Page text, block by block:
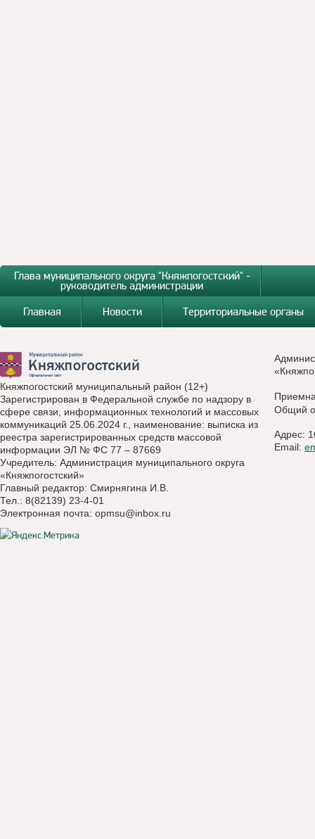
Глава муниципального округа "Княжпогостский" -
руководитель администрации
Главная
Новости Территориальные органы
Княжпогостский муниципальный район (12+)
Зарегистрирован в Федеральной службе по надзору в
сфере связи, информационных технологий и массовых
коммуникаций 25.06.2024 г., наименование: выписка из
реестра зарегистрированных средств массовой
информации ЭЛ № ФС 77 – 87669
Учредитель: Администрация муниципального округа
«Княжпогостский»
Главный редактор: Смирнягина И.В.
Тел.: 8(82139) 23-4-01
Электронная почта: opmsu@inbox.ru
Общий
Адрес:
Email: